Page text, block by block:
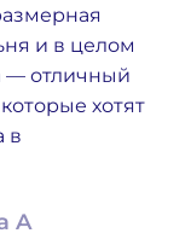
и в целом
— отличный
хотят
в
A